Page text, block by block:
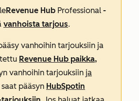
Revenue Hub Professional -
vanhoista tarjous.
vanhoihin tarjouksiin ja
Revenue Hub paikka,
vanhoihin tarjouksiin ja
pääsyn HubSpotin